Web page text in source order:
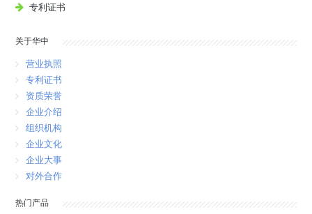
专利证书
关于华中
营业执照
专利证书
资质荣誉
企业介绍
组织机构
企业文化
企业大事
对外合作
热门产品